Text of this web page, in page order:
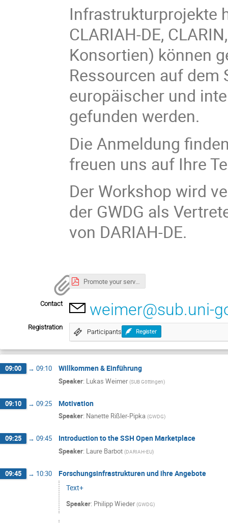
Infrastrukturprojekte
CLARIAH-DE,
Konsortien) können
Ressourcen auf dem
europäischer und
gefunden werden.
Die Anmeldung
freuen uns auf Ihre
Der Workshop wird
der GWDG als
von DARIAH-DE.
Promote your services- NFDI-Angebote im SSH Open Marketplace international bewerben.pdf
Contact weimer@sub.uni-
Registration
Participants Register
09:00 → 09:10 Willkommen & Einführung
Speaker: Lukas Weimer (SUB Göttingen)
09:10 → 09:25 Motivation
Speaker: Nanette Rißler-Pipka (GWDG)
09:25 → 09:45 Introduction to the SSH Open Marketplace
Speaker: Laure Barbot (DARIAH-EU)
09:45 → 10:30
Forschungsinfrastrukturen und ihre Angebote
Text+
Speaker: Philipp Wieder (GWDG)